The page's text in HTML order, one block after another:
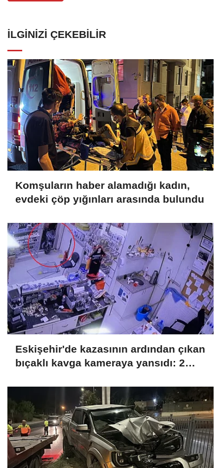
İLGINIZI ÇEKEBILIR
Komşuların haber alamadığı kadın,
evdeki çöp yığınları arasında bulundu
Eskişehir'de kazasının ardından çıkan
bıçaklı kavga kameraya yansıdı: 2